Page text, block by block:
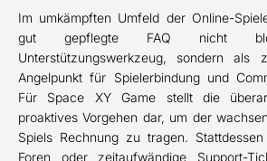
Im umkämpften Umfeld der Online-
gut gepflegte FAQ nicht
Unterstützungswerkzeug, sondern als
Angelpunkt für Spielerbindung und
Für Space XY Game stellt die
proaktives Vorgehen dar, um der
Spiels Rechnung zu tragen.
Foren oder zeitaufwändige Support-